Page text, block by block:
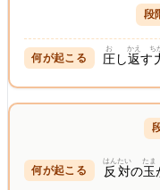
圧
お
し返
かえ
す
ち
反対
はんたい
の玉
たま